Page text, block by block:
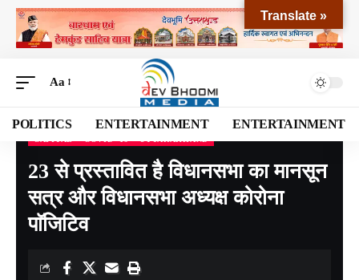
Aa
POLITICS ENTERTAINMENT ENTERTAINMENT
Devbhoomi Media>Blog>NATIONAL>CAPITAL>23 से प्रस्तावित है विधानसभा का मानसून सत्र और विधानसभा अध्यक्ष कोरोना पाॅजिटिव
23 से प्रस्तावित है विधानसभा का मानसून
सत्र और विधानसभा अध्यक्ष कोरोना
पाॅजिटिव
Translate »